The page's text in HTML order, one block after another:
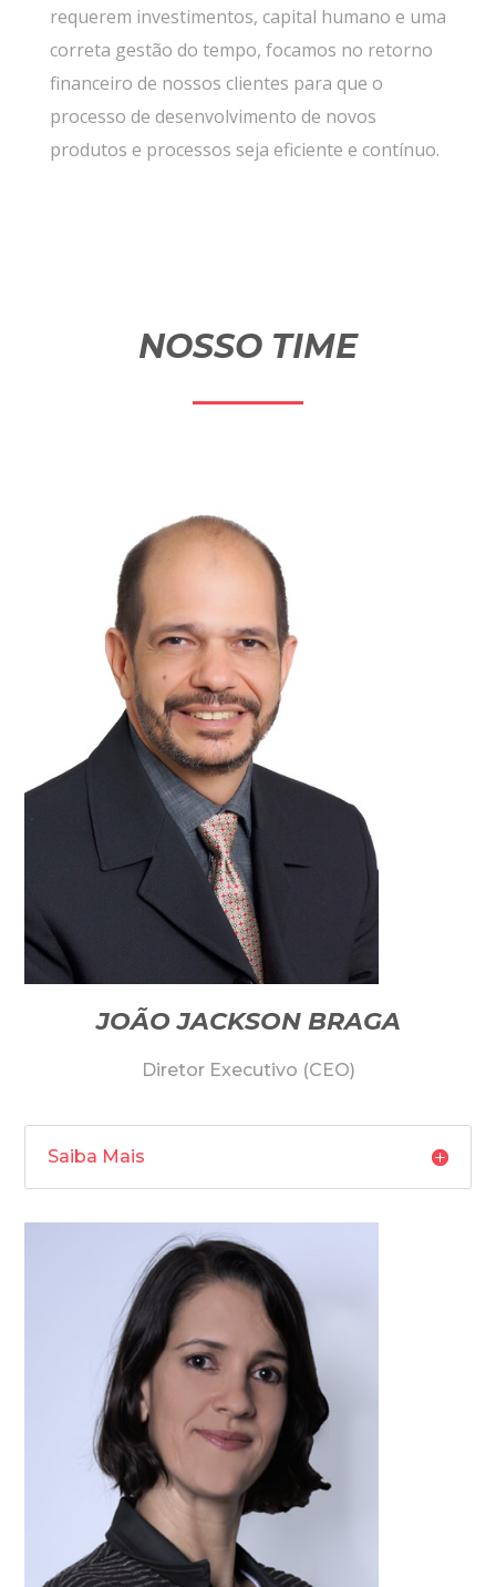
requerem investimentos, capital humano e uma
correta gestão do tempo, focamos no retorno
financeiro de nossos clientes para que o
processo de desenvolvimento de novos
produtos e processos seja eficiente e contínuo.
NOSSO TIME
JOÃO JACKSON BRAGA
Diretor Executivo (CEO)
Saiba Mais